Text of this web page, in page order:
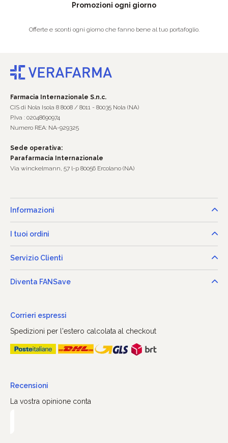
Promozioni ogni giorno
Offerte e sconti ogni giorno che fanno bene al tuo portafoglio.
Farmacia Internazionale S.n.c.
CIS di Nola Isola 8 8008 / 8011 - 80035 Nola (NA)
P.Iva : 02048690974
Numero REA: NA-929325
Sede operativa:
Parafarmacia Internazionale
Via winckelmann, 57 l-p 80056 Ercolano (NA)
Informazioni
I tuoi ordini
Servizio Clienti
Diventa FANSave
Corrieri espressi
Spedizioni per l'estero calcolata al checkout
Recensioni
La vostra opinione conta